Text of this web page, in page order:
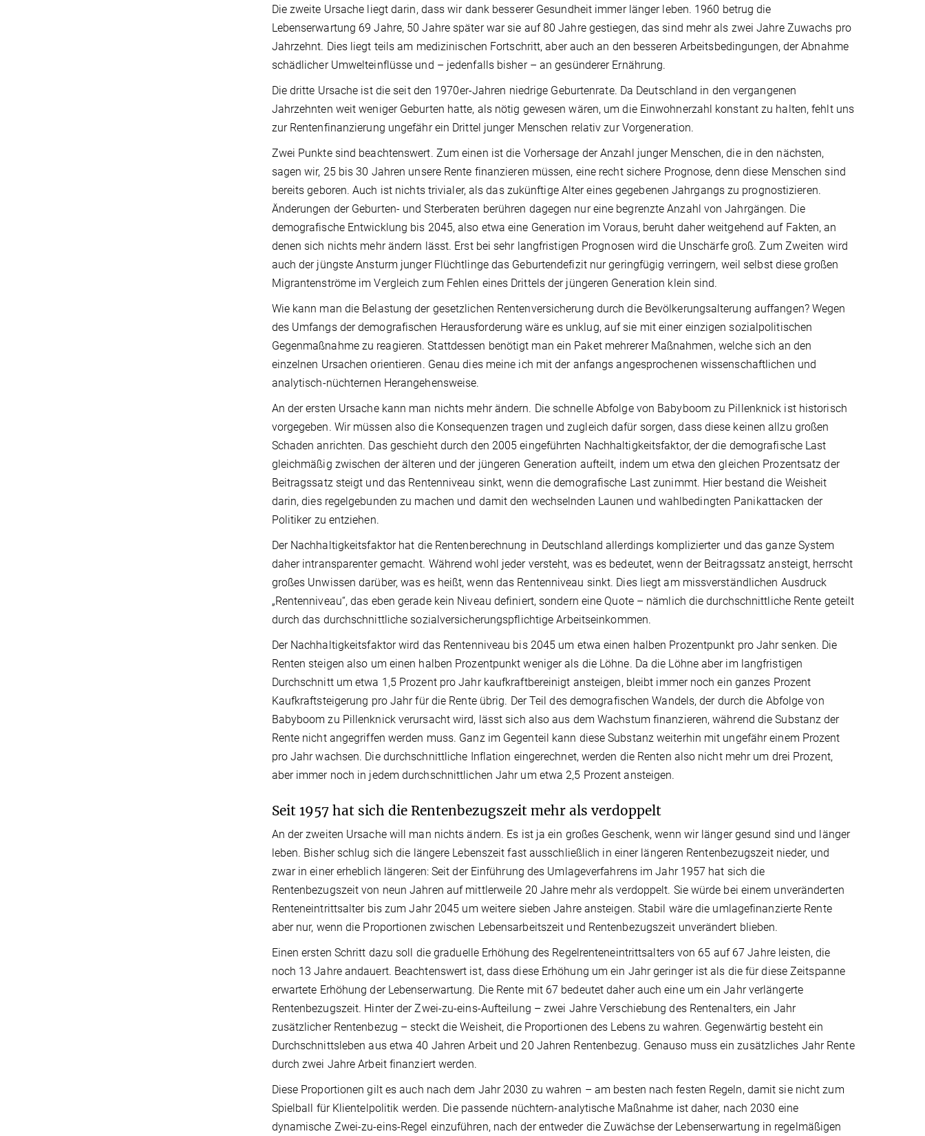
Die zweite Ursache liegt darin, dass wir dank besserer Gesundheit immer länger leben. 1960 betrug die
Lebenserwartung 69 Jahre, 50 Jahre später war sie auf 80 Jahre gestiegen, das sind mehr als zwei Jahre Zuwachs pro
Jahrzehnt. Dies liegt teils am medizinischen Fortschritt, aber auch an den besseren Arbeitsbedingungen, der Abnahme
schädlicher Umwelteinflüsse und – jedenfalls bisher – an gesünderer Ernährung.
Die dritte Ursache ist die seit den 1970er-Jahren niedrige Geburtenrate. Da Deutschland in den vergangenen
Jahrzehnten weit weniger Geburten hatte, als nötig gewesen wären, um die Einwohnerzahl konstant zu halten, fehlt uns
zur Rentenfinanzierung ungefähr ein Drittel junger Menschen relativ zur Vorgeneration.
Zwei Punkte sind beachtenswert. Zum einen ist die Vorhersage der Anzahl junger Menschen, die in den nächsten,
sagen wir, 25 bis 30 Jahren unsere Rente finanzieren müssen, eine recht sichere Prognose, denn diese Menschen sind
bereits geboren. Auch ist nichts trivialer, als das zukünftige Alter eines gegebenen Jahrgangs zu prognostizieren.
Änderungen der Geburten- und Sterberaten berühren dagegen nur eine begrenzte Anzahl von Jahrgängen. Die
demografische Entwicklung bis 2045, also etwa eine Generation im Voraus, beruht daher weitgehend auf Fakten, an
denen sich nichts mehr ändern lässt. Erst bei sehr langfristigen Prognosen wird die Unschärfe groß. Zum Zweiten wird
auch der jüngste Ansturm junger Flüchtlinge das Geburtendefizit nur geringfügig verringern, weil selbst diese großen
Migrantenströme im Vergleich zum Fehlen eines Drittels der jüngeren Generation klein sind.
Wie kann man die Belastung der gesetzlichen Rentenversicherung durch die Bevölkerungsalterung auffangen? Wegen
des Umfangs der demografischen Herausforderung wäre es unklug, auf sie mit einer einzigen sozialpolitischen
Gegenmaßnahme zu reagieren. Stattdessen benötigt man ein Paket mehrerer Maßnahmen, welche sich an den
einzelnen Ursachen orientieren. Genau dies meine ich mit der anfangs angesprochenen wissenschaftlichen und
analytisch-nüchternen Herangehensweise.
An der ersten Ursache kann man nichts mehr ändern. Die schnelle Abfolge von Babyboom zu Pillenknick ist historisch
vorgegeben. Wir müssen also die Konsequenzen tragen und zugleich dafür sorgen, dass diese keinen allzu großen
Schaden anrichten. Das geschieht durch den 2005 eingeführten Nachhaltigkeitsfaktor, der die demografische Last
gleichmäßig zwischen der älteren und der jüngeren Generation aufteilt, indem um etwa den gleichen Prozentsatz der
Beitragssatz steigt und das Rentenniveau sinkt, wenn die demografische Last zunimmt. Hier bestand die Weisheit
darin, dies regelgebunden zu machen und damit den wechselnden Launen und wahlbedingten Panikattacken der
Politiker zu entziehen.
Der Nachhaltigkeitsfaktor hat die Rentenberechnung in Deutschland allerdings komplizierter und das ganze System
daher intransparenter gemacht. Während wohl jeder versteht, was es bedeutet, wenn der Beitragssatz ansteigt, herrscht
großes Unwissen darüber, was es heißt, wenn das Rentenniveau sinkt. Dies liegt am missverständlichen Ausdruck
„Rentenniveau“, das eben gerade kein Niveau definiert, sondern eine Quote – nämlich die durchschnittliche Rente geteilt
durch das durchschnittliche sozialversicherungspflichtige Arbeitseinkommen.
Der Nachhaltigkeitsfaktor wird das Rentenniveau bis 2045 um etwa einen halben Prozentpunkt pro Jahr senken. Die
Renten steigen also um einen halben Prozentpunkt weniger als die Löhne. Da die Löhne aber im langfristigen
Durchschnitt um etwa 1,5 Prozent pro Jahr kaufkraftbereinigt ansteigen, bleibt immer noch ein ganzes Prozent
Kaufkraftsteigerung pro Jahr für die Rente übrig. Der Teil des demografischen Wandels, der durch die Abfolge von
Babyboom zu Pillenknick verursacht wird, lässt sich also aus dem Wachstum finanzieren, während die Substanz der
Rente nicht angegriffen werden muss. Ganz im Gegenteil kann diese Substanz weiterhin mit ungefähr einem Prozent
pro Jahr wachsen. Die durchschnittliche Inflation eingerechnet, werden die Renten also nicht mehr um drei Prozent,
aber immer noch in jedem durchschnittlichen Jahr um etwa 2,5 Prozent ansteigen.
Seit 1957 hat sich die Rentenbezugszeit mehr als verdoppelt
An der zweiten Ursache will man nichts ändern. Es ist ja ein großes Geschenk, wenn wir länger gesund sind und länger
leben. Bisher schlug sich die längere Lebenszeit fast ausschließlich in einer längeren Rentenbezugszeit nieder, und
zwar in einer erheblich längeren: Seit der Einführung des Umlageverfahrens im Jahr 1957 hat sich die
Rentenbezugszeit von neun Jahren auf mittlerweile 20 Jahre mehr als verdoppelt. Sie würde bei einem unveränderten
Renteneintrittsalter bis zum Jahr 2045 um weitere sieben Jahre ansteigen. Stabil wäre die umlagefinanzierte Rente
aber nur, wenn die Proportionen zwischen Lebensarbeitszeit und Rentenbezugszeit unverändert blieben.
Einen ersten Schritt dazu soll die graduelle Erhöhung des Regelrenteneintrittsalters von 65 auf 67 Jahre leisten, die
noch 13 Jahre andauert. Beachtenswert ist, dass diese Erhöhung um ein Jahr geringer ist als die für diese Zeitspanne
erwartete Erhöhung der Lebenserwartung. Die Rente mit 67 bedeutet daher auch eine um ein Jahr verlängerte
Rentenbezugszeit. Hinter der Zwei-zu-eins-Aufteilung – zwei Jahre Verschiebung des Rentenalters, ein Jahr
zusätzlicher Rentenbezug – steckt die Weisheit, die Proportionen des Lebens zu wahren. Gegenwärtig besteht ein
Durchschnittsleben aus etwa 40 Jahren Arbeit und 20 Jahren Rentenbezug. Genauso muss ein zusätzliches Jahr Rente
durch zwei Jahre Arbeit finanziert werden.
Diese Proportionen gilt es auch nach dem Jahr 2030 zu wahren – am besten nach festen Regeln, damit sie nicht zum
Spielball für Klientelpolitik werden. Die passende nüchtern-analytische Maßnahme ist daher, nach 2030 eine
dynamische Zwei-zu-eins-Regel einzuführen, nach der entweder die Zuwächse der Lebenserwartung in regelmäßigen